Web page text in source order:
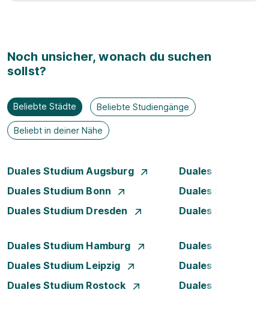
Noch unsicher, wonach du suchen
sollst?
Beliebte Städte Beliebte Studiengänge
Beliebt in deiner Nähe
Duales Studium Augsburg
Duales Studium
Duales Studium Bonn
Duales Studium
Duales Studium Dresden
Duales Studium
Duales Studium Hamburg
Duales Studium
Duales Studium Leipzig
Duales Studium
Duales Studium Rostock
Duales Studium